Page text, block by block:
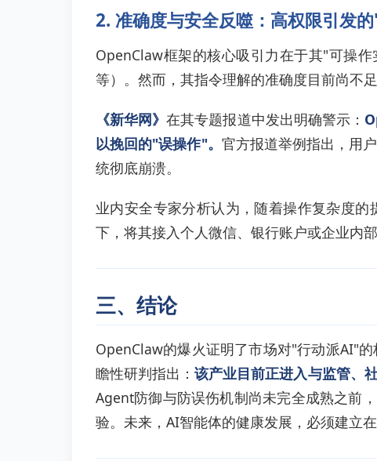
2. 准确度与安全反噬：高权限引发
OpenClaw框架的核心吸引力在于其"可操
等）。然而，其指令理解的准确度目前尚不
《新华网》在其专题报道中发出明确警示：
以挽回的"误操作"。 官方报道举例指出，用
统彻底崩溃。
业内安全专家分析认为，随着操作复杂度
下，将其接入个人微信、银行账户或企业内
三、结论
OpenClaw的爆火证明了市场对"行动派AI"
瞻性研判指出：该产业目前正进入与监管、
Agent防御与防误伤机制尚未完全成熟之前
验。未来，AI智能体的健康发展，必须建立